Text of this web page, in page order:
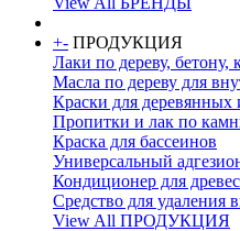
+- ПРОДУКЦИЯ
Лаки по дереву,
Масла по дереву для
Краски для
Пропитки и лак по
Краска для бассеинов
Универсальный
Кондиционер для
Средство для удаления
View All ПРОДУКЦИЯ